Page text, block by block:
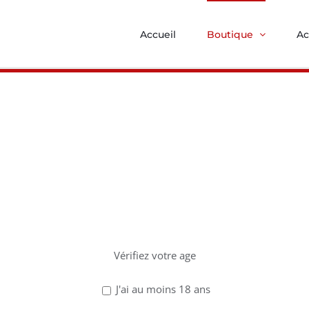
Accueil Boutique
Vérifiez votre age
J'ai au moins 18 ans